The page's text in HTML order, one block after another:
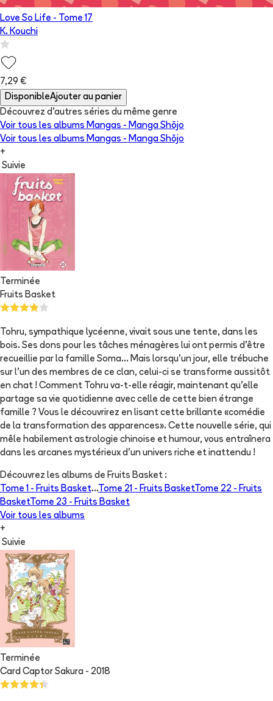
Love So Life - Tome 17
K. Kouchi
7,29 €
DisponibleAjouter au panier
Découvrez d'autres séries du même genre
Voir tous les albums Mangas - Manga Shōjo
Voir tous les albums Mangas - Manga Shōjo
+
Suivie
Terminée
Fruits Basket
Tohru, sympathique lycéenne, vivait sous une tente, dans les
bois. Ses dons pour les tâches ménagères lui ont permis d'être
recueillie par la famille Soma... Mais lorsqu'un jour, elle trébuche
sur l'un des membres de ce clan, celui-ci se transforme aussitôt
en chat ! Comment Tohru va-t-elle réagir, maintenant qu'elle
partage sa vie quotidienne avec celle de cette bien étrange
famille ? Vous le découvrirez en lisant cette brillante «comédie
de la transformation des apparences». Cette nouvelle série, qui
mêle habilement astrologie chinoise et humour, vous entraînera
dans les arcanes mystérieux d'un univers riche et inattendu !
Découvrez les albums de Fruits Basket :
Tome 1 - Fruits Basket...Tome 21 - Fruits BasketTome 22 - Fruits
BasketTome 23 - Fruits Basket
Voir tous les albums
+
Suivie
Terminée
Card Captor Sakura - 2018